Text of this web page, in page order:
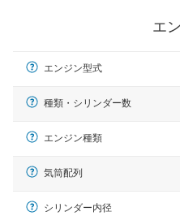
エ
エンジン型式
種類・シリンダー数
エンジン種類
気筒配列
シリンダー内径